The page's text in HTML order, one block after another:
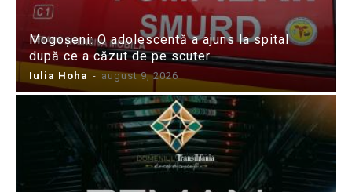
Mogoșeni: O adolescentă a ajuns la spital
după ce a căzut de pe scuter
Iulia Hoha - august 9, 2026